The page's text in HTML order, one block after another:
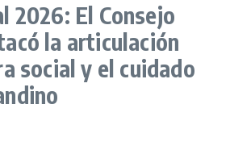
2026: El Consejo
la articulación
social y el cuidado